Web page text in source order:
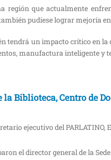
región que actualmente
pudiese lograr mejoría
tendrá un impacto crítico en
manufactura inteligente y
la Biblioteca, Centro de
ejecutivo del
el director general de la